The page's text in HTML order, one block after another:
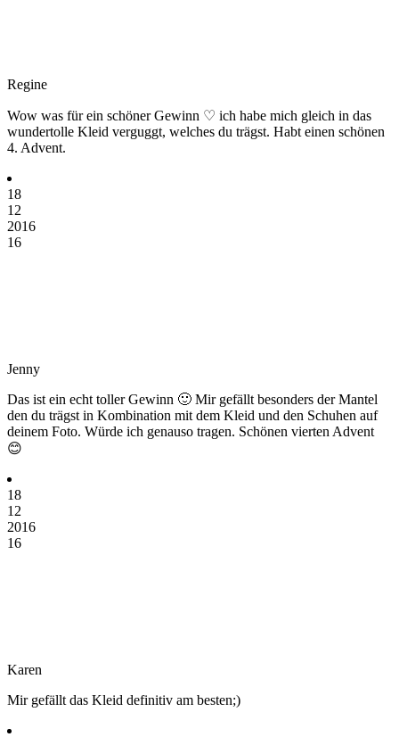
Regine
Wow was für ein schöner Gewinn ♡ ich habe mich gleich in das
wundertolle Kleid verguggt, welches du trägst. Habt einen schönen
4. Advent.
18
12
2016
16
Jenny
Das ist ein echt toller Gewinn 🙂 Mir gefällt besonders der Mantel
den du trägst in Kombination mit dem Kleid und den Schuhen auf
deinem Foto. Würde ich genauso tragen. Schönen vierten Advent
😊
18
12
2016
16
Karen
Mir gefällt das Kleid definitiv am besten;)